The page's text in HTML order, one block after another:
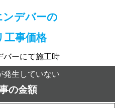
ンデバーの
工事価格
バーにて施工時
発生していない
の金額